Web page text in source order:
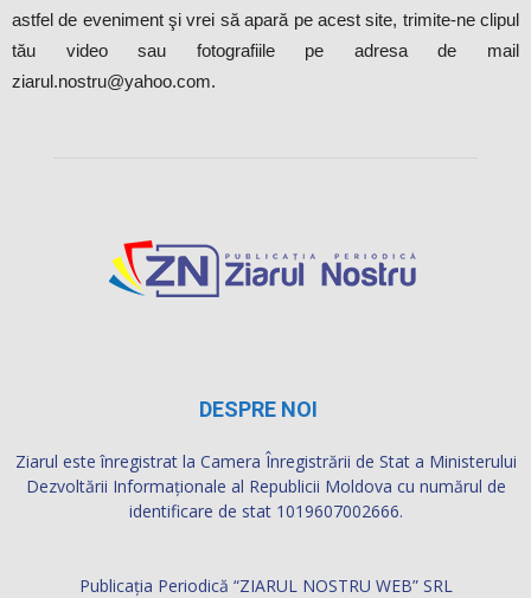
astfel de eveniment şi vrei să apară pe acest site, trimite-ne clipul
tău video sau fotografiile pe adresa de mail
ziarul.nostru@yahoo.com.
DESPRE NOI
Ziarul este înregistrat la Camera Înregistrării de Stat a Ministerului
Dezvoltării Informaţionale al Republicii Moldova cu numărul de
identificare de stat 1019607002666.
Publicația Periodică “ZIARUL NOSTRU WEB” SRL